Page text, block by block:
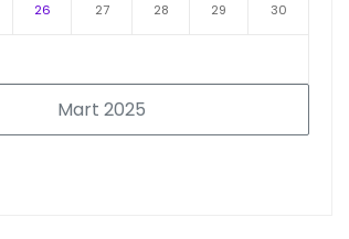
Mart 2025
26 27 28 29 30